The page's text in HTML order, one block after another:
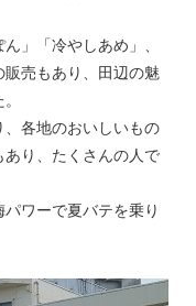
」「冷やしあめ」、
販売もあり、田辺の魅
、各地のおいしいもの
り、たくさんの人で
ワーで夏バテを乗り